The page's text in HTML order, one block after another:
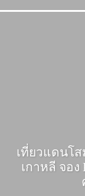
เที่ยวแดนโส
เกาหลี จอ